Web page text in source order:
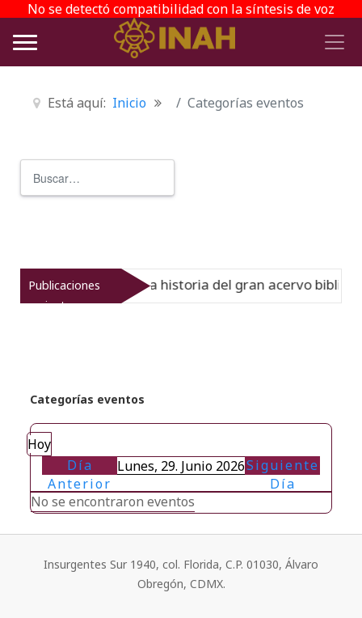
No se detectó compatibilidad con la síntesis de voz
Está aquí: Inicio Categorías eventos
Publicaciones
recientes
Virreinato muestra la historia del gran acervo
Categorías eventos
Hoy
Día
Anterior
Lunes, 29. Junio 2026Siguiente
Día
No se encontraron eventos
Insurgentes Sur 1940, col. Florida, C.P. 01030, Álvaro
Obregón, CDMX.